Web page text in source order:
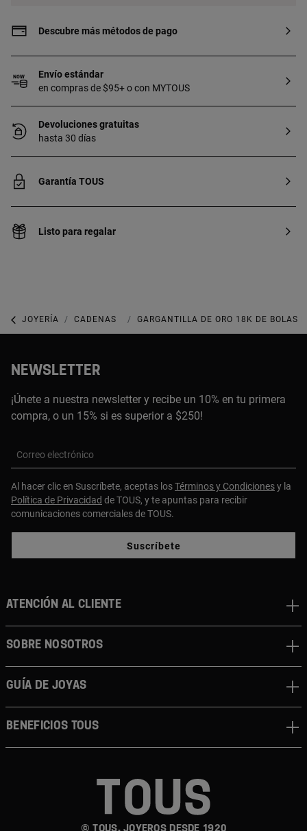
Descubre más métodos de pago
Envío estándar
en compras de $95+ o con MYTOUS
Devoluciones gratuitas
hasta 30 días
Garantía TOUS
Listo para regalar
JOYERÍA CADENAS GARGANTILLAS
GARGANTILLA DE ORO 18K DE BOLAS
NEWSLETTER
¡Únete a nuestra newsletter y recibe un 10% en tu primera
compra, o un 15% si es superior a $250!
Correo electrónico
Al hacer clic en Suscríbete, aceptas losTérminos y Condicionesy la
Política de Privacidad de TOUS, y te apuntas para recibir
comunicaciones comerciales de TOUS.
Suscríbete
© TOUS, JOYEROS DESDE 1920
ATENCIÓN AL CLIENTE
SOBRE NOSOTROS
GUÍA DE JOYAS
BENEFICIOS TOUS